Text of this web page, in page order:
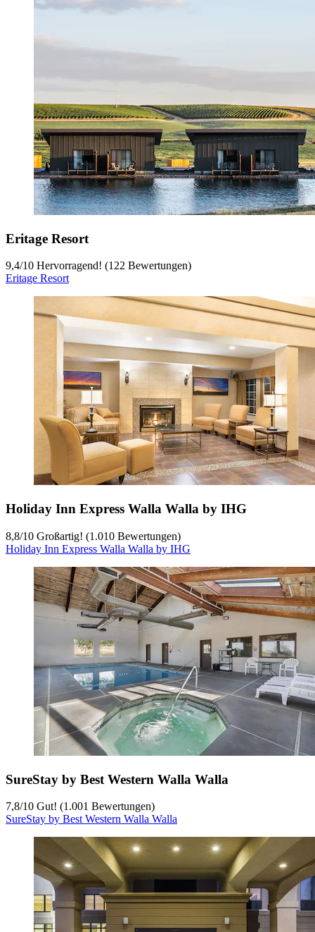
Eritage Resort
9,4/10 Hervorragend! (122 Bewertungen)
Eritage Resort
Holiday Inn Express Walla Walla by IHG
8,8/10 Großartig! (1.010 Bewertungen)
Holiday Inn Express Walla Walla by IHG
SureStay by Best Western Walla Walla
7,8/10 Gut! (1.001 Bewertungen)
SureStay by Best Western Walla Walla